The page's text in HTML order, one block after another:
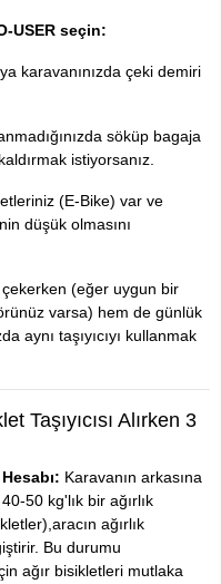
USER seçin:
karavanınızda çeki demiri
söküp bagaja
istiyorsanız.
(E-Bike) var ve
düşük olmasını
(eğer uygun bir
varsa) hem de günlük
aynı taşıyıcıyı kullanmak
Taşıyıcısı Alırken 3
Karavanın arkasına
50 kg'lık bir ağırlık
ağırlık
Bu durumu
ağır bisikletleri mutlaka